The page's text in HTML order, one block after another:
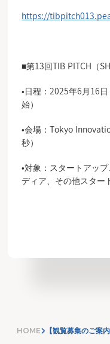
https://
■第13回TIB PITCH（
•日程：2025年6月16
始）
•会場：Tokyo
秒）
•対象：スタートアッ
ディア、その他スター
HOME